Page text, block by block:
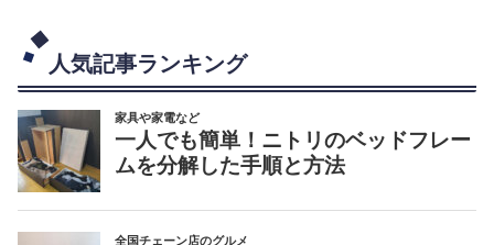
人気記事ランキング